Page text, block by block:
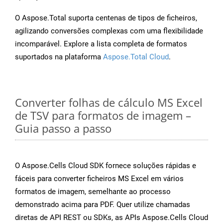
O Aspose.Total suporta centenas de tipos de ficheiros,
agilizando conversões complexas com uma flexibilidade
incomparável. Explore a lista completa de formatos
suportados na plataforma Aspose.Total Cloud.
Converter folhas de cálculo MS Excel
de TSV para formatos de imagem –
Guia passo a passo
O Aspose.Cells Cloud SDK fornece soluções rápidas e
fáceis para converter ficheiros MS Excel em vários
formatos de imagem, semelhante ao processo
demonstrado acima para PDF. Quer utilize chamadas
diretas de API REST ou SDKs, as APIs Aspose.Cells Cloud